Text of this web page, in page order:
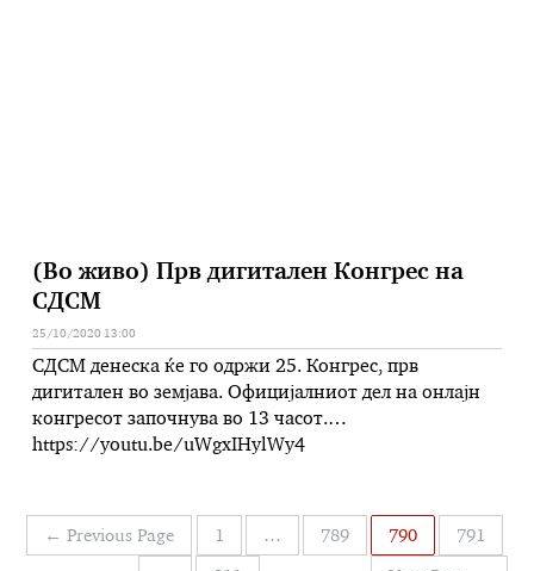
(Во живо) Прв дигитален Конгрес на
СДСМ
25/10/2020 13:00
СДСМ денеска ќе го одржи 25. Конгрес, прв
дигитален во земјава. Официјалниот дел на онлајн
конгресот започнува во 13 часот.
https://youtu.be/uWgxIHylWy4
Навигација
← Previous Page 1 … 789 790 791